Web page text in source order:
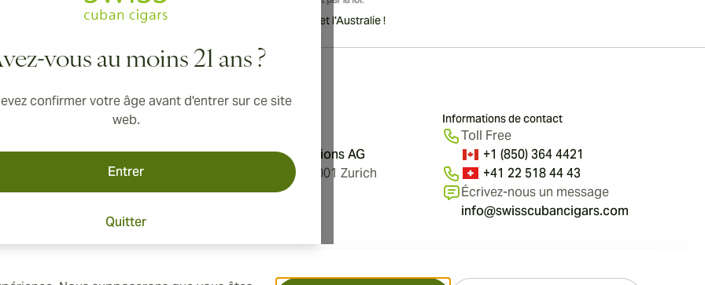
vous au moins 21 ans ?
confirmer votre âge avant d'entrer sur ce site
web.
Entrer
Quitter
internationale disponible vers le Canada, le Royaume-Uni et l'Australie !
Aromatica Distributions AG
Löwenstrasse 20, 8001 Zurich
Switzerland
nous
cookies
Informations de contact
Toll Free
+1 (850) 364 4421
+41 22 518 44 43
Écrivez-nous un message
info@swisscubancigars.com